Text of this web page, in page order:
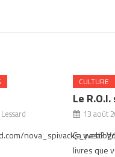
CULTURE
Le
13 août
Ça y est?
livres que